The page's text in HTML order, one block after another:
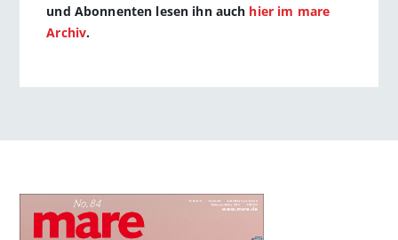
und Abonnenten lesen ihn auch hier im mare
Archiv.